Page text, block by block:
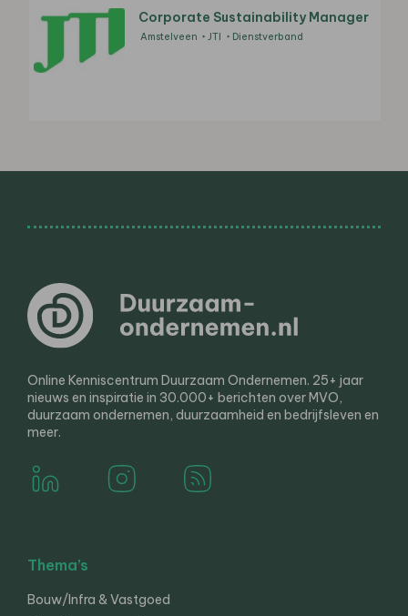
Corporate Sustainability Manager
Amstelveen JTI Dienstverband
Online Kenniscentrum Duurzaam Ondernemen. 25+ jaar
nieuws en inspiratie in 30.000+ berichten over MVO,
duurzaam ondernemen, duurzaamheid en bedrijfsleven en
meer.
Thema’s
Bouw/Infra & Vastgoed